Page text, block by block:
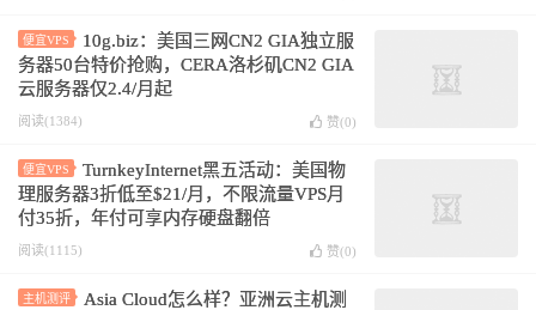
便宜VPS
10g.biz：美国三网CN2 GIA独立服
务器50台特价抢购，CERA洛杉矶CN2 GIA
云服务器仅2.4/月起
阅读(1384) 赞(0)
便宜VPS
TurnkeyInternet黑五活动：美国物
理服务器3折低至$21/月，不限流量VPS月
付35折，年付可享内存硬盘翻倍
阅读(1115) 赞(0)
主机测评
Asia Cloud怎么样？亚洲云主机测